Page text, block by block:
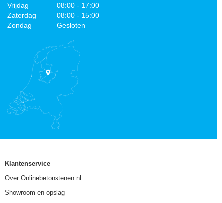
Vrijdag
08:00 - 17:00
Zaterdag
08:00 - 15:00
Zondag
Gesloten
Klantenservice
Over Onlinebetonstenen.nl
Showroom en opslag